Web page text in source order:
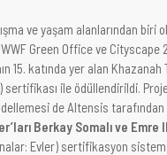
ve yaşam alanlarından
Green Office ve
15. katında yer alan
ile ödüllendirildi.
de Altensis
Berkay Somalı ve Emre
Evler) sertifikasyon